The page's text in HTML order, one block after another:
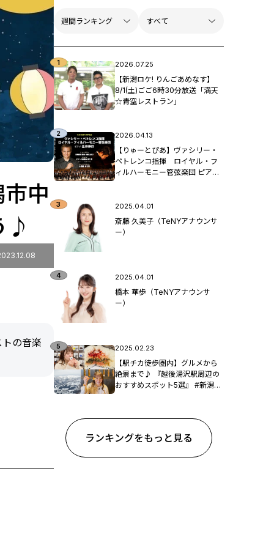
中
♪
の音楽
2026.07.25
【新潟ロケ! りんごあめなす】
8/1(土)ごご6時30分放送「満天
☆青空レストラン」
2026.04.13
【りゅーとぴあ】ヴァシリー・
ペトレンコ指揮 ロイヤル・フ
ィルハーモニー管弦楽団 ピア
2025.04.01
斎藤 久美子（TeNYアナウンサ
ー）
2025.04.01
橋本 華歩（TeNYアナウンサ
ー）
2025.02.23
【駅チカ徒歩圏内】グルメから
絶景まで♪ 『越後湯沢駅周辺の
おすすめスポット5選』 #新潟観
ランキングをもっと見る